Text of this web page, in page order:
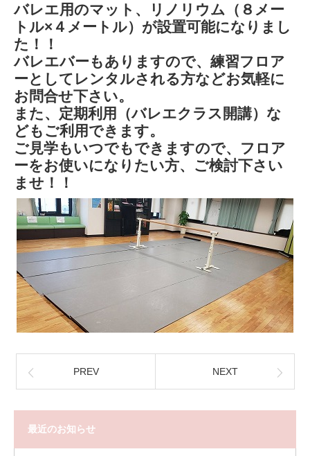
バレエ用のマット、リノリウム（８メー
トル×４メートル）が設置可能になりまし
た！！
バレエバーもありますので、練習フロア
ーとしてレンタルされる方などお気軽に
お問合せ下さい。
また、定期利用（バレエクラス開講）な
どもご利用できます。
ご見学もいつでもできますので、フロア
ーをお使いになりたい方、ご検討下さい
ませ！！
PREV NEXT
最近のお知らせ